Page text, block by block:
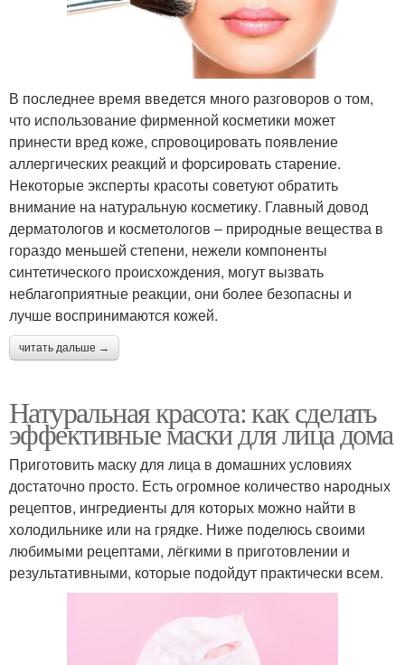
В последнее время введется много разговоров о том,
что использование фирменной косметики может
принести вред коже, спровоцировать появление
аллергических реакций и форсировать старение.
Некоторые эксперты красоты советуют обратить
внимание на натуральную косметику. Главный довод
дерматологов и косметологов – природные вещества в
гораздо меньшей степени, нежели компоненты
синтетического происхождения, могут вызвать
неблагоприятные реакции, они более безопасны и
лучше воспринимаются кожей.
читать дальше →
Натуральная красота: как сделать
эффективные маски для лица дома
Приготовить маску для лица в домашних условиях
достаточно просто. Есть огромное количество народных
рецептов, ингредиенты для которых можно найти в
холодильнике или на грядке. Ниже поделюсь своими
любимыми рецептами, лёгкими в приготовлении и
результативными, которые подойдут практически всем.